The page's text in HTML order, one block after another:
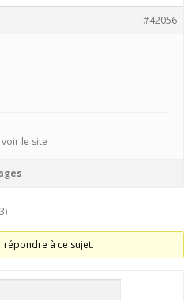
#42056
le site
répondre à ce sujet.